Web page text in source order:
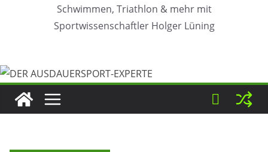
Schwimmen, Triathlon & mehr mit
Sportwissenschaftler Holger Lüning